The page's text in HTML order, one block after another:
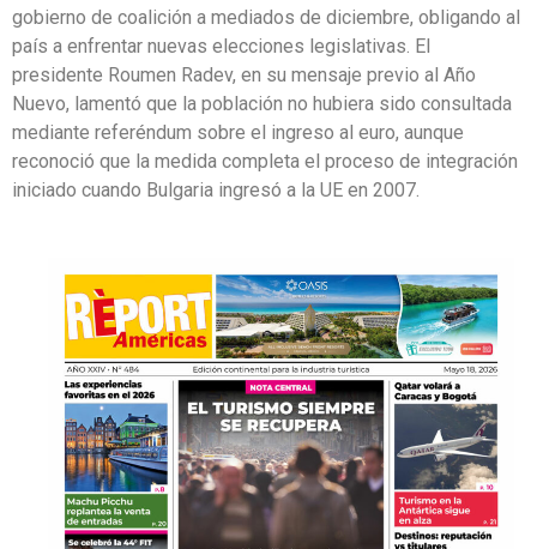
gobierno de coalición a mediados de diciembre, obligando al
país a enfrentar nuevas elecciones legislativas. El
presidente Roumen Radev, en su mensaje previo al Año
Nuevo, lamentó que la población no hubiera sido consultada
mediante referéndum sobre el ingreso al euro, aunque
reconoció que la medida completa el proceso de integración
iniciado cuando Bulgaria ingresó a la UE en 2007.